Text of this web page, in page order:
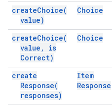
createChoice(
value)
Choice
createChoice(
value ,
is
Correct)
Choice
create
Response(
responses)
Item
Response